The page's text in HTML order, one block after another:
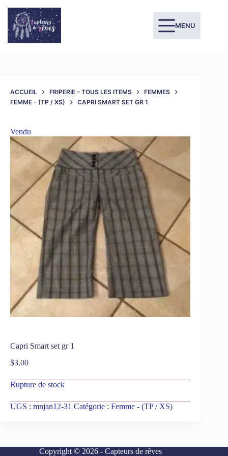
MENU
ACCUEIL FRIPERIE – TOUS LES ITEMS
FEMMES
FEMME - (TP / XS)
CAPRI SMART SET GR 1
Vendu
Capri Smart set gr 1
$3.00
Rupture de stock
UGS : mnjan12-31 Catégorie : Femme - (TP / XS)
Copyright © 2026 - Capteurs de rêves